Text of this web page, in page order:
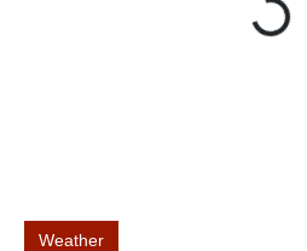
Weather